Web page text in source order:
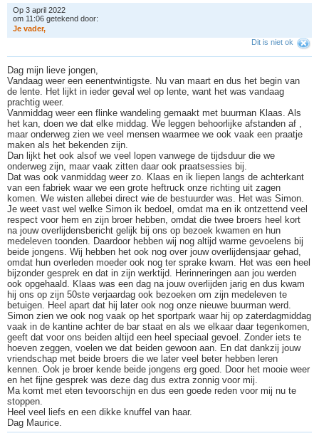
Op 3 april 2022
om 11:06 getekend door:
Je vader,
Dit is niet ok
Dag mijn lieve jongen,
Vandaag weer een eenentwintigste. Nu van maart en dus het begin van
de lente. Het lijkt in ieder geval wel op lente, want het was vandaag
prachtig weer.
Vanmiddag weer een flinke wandeling gemaakt met buurman Klaas. Als
het kan, doen we dat elke middag. We leggen behoorlijke afstanden af ,
maar onderweg zien we veel mensen waarmee we ook vaak een praatje
maken als het bekenden zijn.
Dan lijkt het ook alsof we veel lopen vanwege de tijdsduur die we
onderweg zijn, maar vaak zitten daar ook praatsessies bij.
Dat was ook vanmiddag weer zo. Klaas en ik liepen langs de achterkant
van een fabriek waar we een grote heftruck onze richting uit zagen
komen. We wisten allebei direct wie de bestuurder was. Het was Simon.
Je weet vast wel welke Simon ik bedoel, omdat ma en ik ontzettend veel
respect voor hem en zijn broer hebben, omdat die twee broers heel kort
na jouw overlijdensbericht gelijk bij ons op bezoek kwamen en hun
medeleven toonden. Daardoor hebben wij nog altijd warme gevoelens bij
beide jongens. Wij hebben het ook nog over jouw overlijdensjaar gehad,
omdat hun overleden moeder ook nog ter sprake kwam. Het was een heel
bijzonder gesprek en dat in zijn werktijd. Herinneringen aan jou werden
ook opgehaald. Klaas was een dag na jouw overlijden jarig en dus kwam
hij ons op zijn 50ste verjaardag ook bezoeken om zijn medeleven te
betuigen. Heel apart dat hij later ook nog onze nieuwe buurman werd.
Simon zien we ook nog vaak op het sportpark waar hij op zaterdagmiddag
vaak in de kantine achter de bar staat en als we elkaar daar tegenkomen,
geeft dat voor ons beiden altijd een heel speciaal gevoel. Zonder iets te
hoeven zeggen, voelen we dat beiden gewoon aan. En dat dankzij jouw
vriendschap met beide broers die we later veel beter hebben leren
kennen. Ook je broer kende beide jongens erg goed. Door het mooie weer
en het fijne gesprek was deze dag dus extra zonnig voor mij.
Ma komt met eten tevoorschijn en dus een goede reden voor mij nu te
stoppen.
Heel veel liefs en een dikke knuffel van haar.
Dag Maurice.